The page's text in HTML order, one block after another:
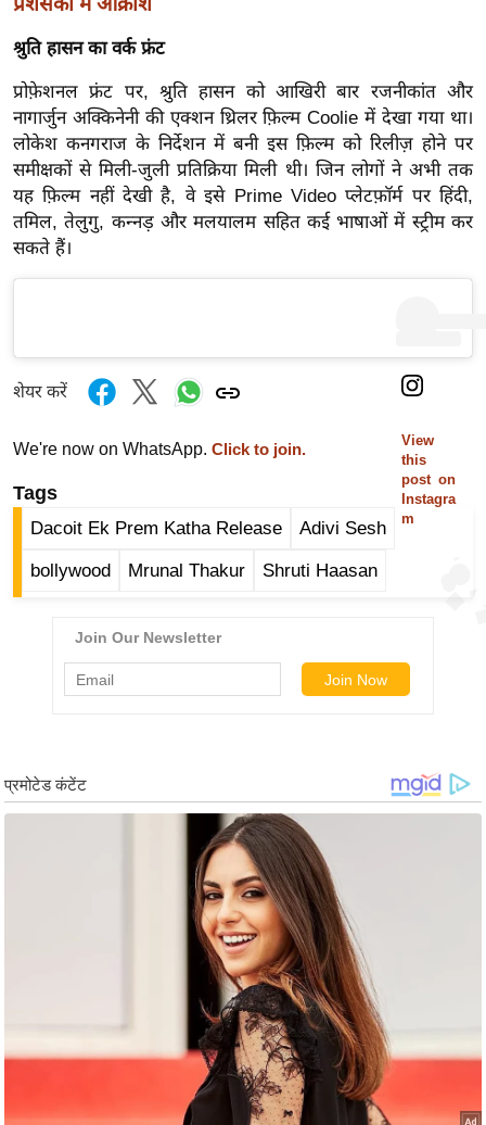
ग
त
बॉ
ली
वु
ड
हॉ
ली
वु
स
मी
B
e
a
k
ला
जी
टी
श्रुति हासन का वर्क फ्रंट
प्रोफ़ेशनल फ्रंट पर, श्रुति हासन को आखिरी बार रजनीकांत और
नागार्जुन अक्किनेनी की एक्शन थ्रिलर फ़िल्म Coolie में देखा गया था।
लोकेश कनगराज के निर्देशन में बनी इस फ़िल्म को रिलीज़ होने पर
समीक्षकों से मिली-जुली प्रतिक्रिया मिली थी। जिन लोगों ने अभी तक
यह फ़िल्म नहीं देखी है, वे इसे Prime Video प्लेटफ़ॉर्म पर हिंदी,
तमिल, तेलुगु, कन्नड़ और मलयालम सहित कई भाषाओं में स्ट्रीम कर
सकते हैं।
View
this
post on
Instagra
m
शेयर करें
We're now on WhatsApp. Click to join.
Tags
Dacoit Ek Prem Katha Release Adivi Sesh
bollywood Mrunal Thakur Shruti Haasan